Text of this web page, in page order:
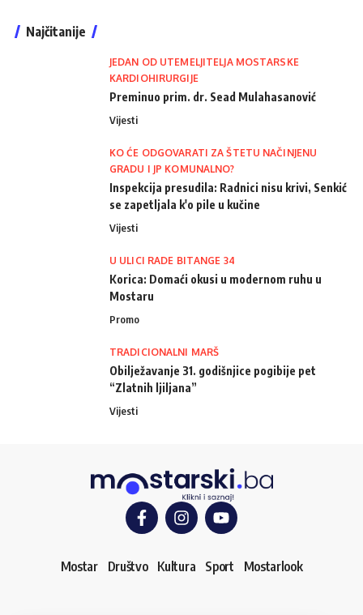
Najčitanije
JEDAN OD UTEMELJITELJA MOSTARSKE
KARDIOHIRURGIJE
Preminuo prim. dr. Sead Mulahasanović
Vijesti
KO ĆE ODGOVARATI ZA ŠTETU NAČINJENU
GRADU I JP KOMUNALNO?
Inspekcija presudila: Radnici nisu krivi, Senkić
se zapetljala k'o pile u kučine
Vijesti
U ULICI RADE BITANGE 34
Korica: Domaći okusi u modernom ruhu u
Mostaru
Promo
TRADICIONALNI MARŠ
Obilježavanje 31. godišnjice pogibije pet
“Zlatnih ljiljana”
Vijesti
Mostar Društvo Kultura Sport Mostarlook